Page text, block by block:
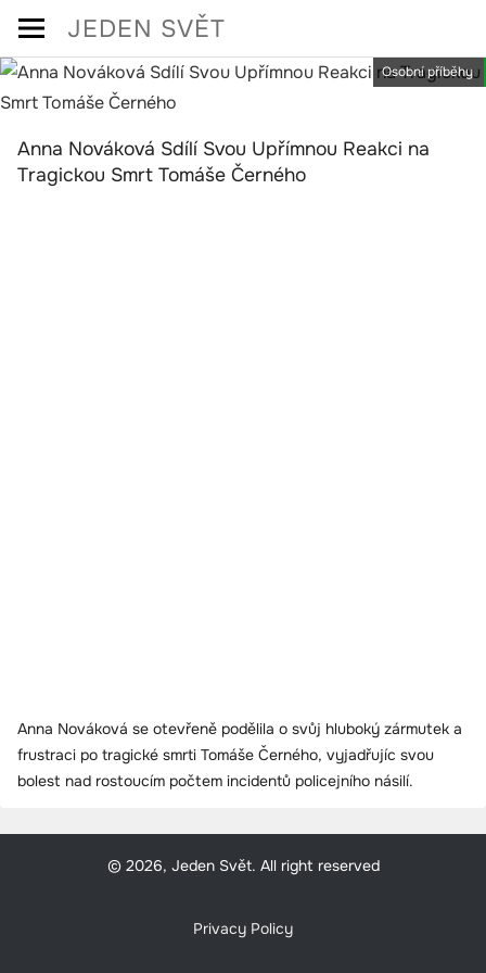
Skip
content
JEDEN SVĚT
Osobní příběhy
Anna Nováková Sdílí Svou Upřímnou Reakci na
Tragickou Smrt Tomáše Černého
Anna Nováková se otevřeně podělila o svůj hluboký zármutek a
frustraci po tragické smrti Tomáše Černého, vyjadřujíc svou
bolest nad rostoucím počtem incidentů policejního násilí.
© 2026, Jeden Svět. All right reserved
Privacy Policy